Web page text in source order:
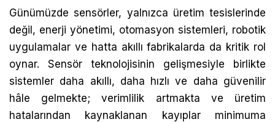
Günümüzde sensörler, yalnızca üretim tesislerinde
değil, enerji yönetimi, otomasyon sistemleri, robotik
uygulamalar ve hatta akıllı fabrikalarda da kritik rol
oynar. Sensör teknolojisinin gelişmesiyle birlikte
sistemler daha akıllı, daha hızlı ve daha güvenilir
hâle gelmekte; verimlilik artmakta ve üretim
hatalarından kaynaklanan kayıplar minimuma